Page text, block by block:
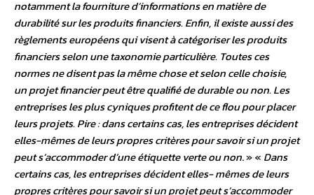
notamment la fourniture d’informations en matière de
durabilité sur les produits financiers. Enfin, il existe aussi des
règlements européens qui visent à catégoriser les produits
financiers selon une taxonomie particulière. Toutes ces
normes ne disent pas la même chose et selon celle choisie,
un projet financier peut être qualifié de durable ou non. Les
entreprises les plus cyniques profitent de ce flou pour placer
leurs projets. Pire : dans certains cas, les entreprises décident
elles-mêmes de leurs propres critères pour savoir si un projet
peut s’accommoder d’une étiquette verte ou non. » « Dans
certains cas, les entreprises décident elles- mêmes de leurs
propres critères pour savoir si un projet peut s’accommoder